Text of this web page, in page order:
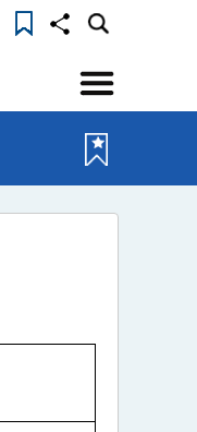
選
單